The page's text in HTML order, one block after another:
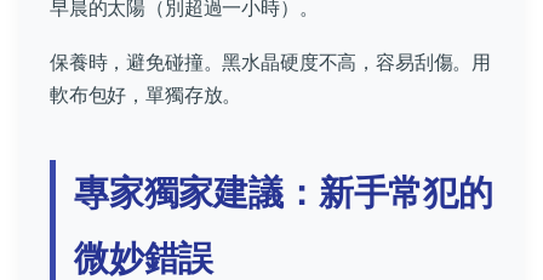
早晨的太陽（別超過一小時）。
保養時，避免碰撞。黑水晶硬度不高，容易刮傷。用
軟布包好，單獨存放。
專家獨家建議：新手常犯的
微妙錯誤